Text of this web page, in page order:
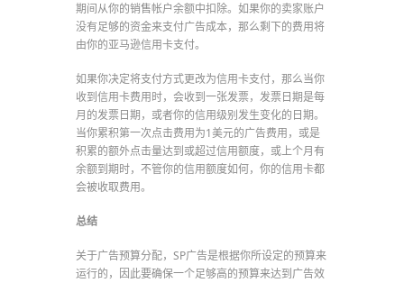
期间从你的销售帐户余额中扣除。如果你的卖家账户
没有足够的资金来支付广告成本，那么剩下的费用将
由你的亚马逊信用卡支付。
如果你决定将支付方式更改为信用卡支付，那么当你
收到信用卡费用时，会收到一张发票，发票日期是每
月的发票日期，或者你的信用级别发生变化的日期。
当你累积第一次点击费用为1美元的广告费用，或是
积累的额外点击量达到或超过信用额度，或上个月有
余额到期时，不管你的信用额度如何，你的信用卡都
会被收取费用。
总结
关于广告预算分配，SP广告是根据你所设定的预算来
运行的，因此要确保一个足够高的预算来达到广告效